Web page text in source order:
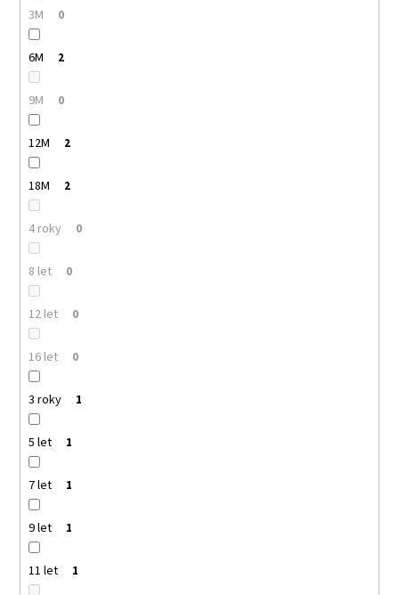
3M 0
6M 2
9M 0
12M 2
18M 2
4 roky 0
8 let 0
12 let 0
16 let 0
3 roky 1
5 let 1
7 let 1
9 let 1
11 let 1